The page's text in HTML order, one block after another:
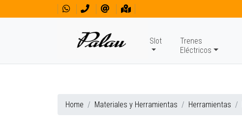
Slot
Trenes
Eléctricos
Home Materiales y Herramientas Herramientas